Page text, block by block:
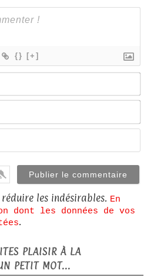
{} [+]
les indésirables. En
dont les données de vos
.
PLAISIR À LA
PETIT MOT...